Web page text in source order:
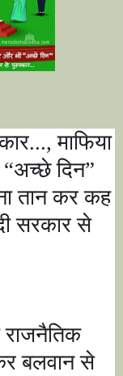
,माफिया
“अच्छे दिन”
तान कर कह
सरकार से
राजनैतिक
बलवान से